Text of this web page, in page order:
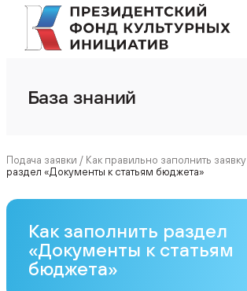
База знаний
Подача заявки / Как правильно заполнить заявку
раздел «Документы к статьям бюджета»
Как заполнить раздел
«Документы к статьям
бюджета»